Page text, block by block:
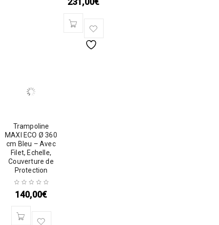
Trampoline
MAXI ECO Ø 360
cm Bleu – Avec
Filet, Echelle,
Couverture de
Protection
140,00€